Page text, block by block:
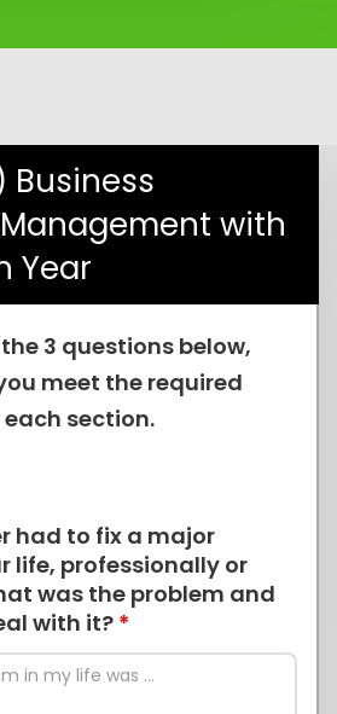
Business
with
Year
3 questions below,
meet the required
section.
had to fix a major
life, professionally or
was the problem and
with it? *